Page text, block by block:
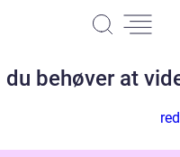
behøver at